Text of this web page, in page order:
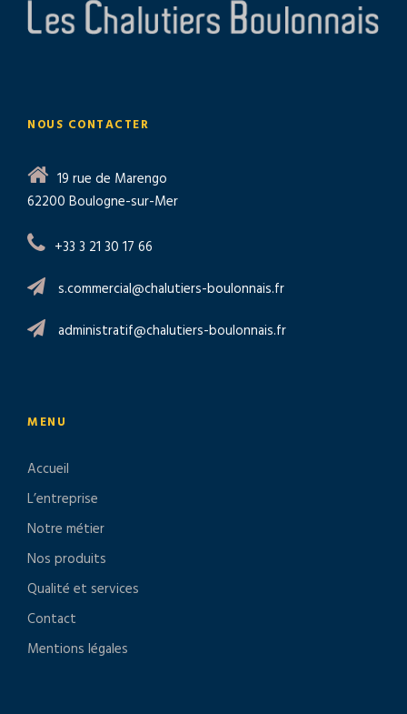
NOUS CONTACTER
19 rue de Marengo
62200 Boulogne-sur-Mer
+33 3 21 30 17 66
s.commercial@chalutiers-boulonnais.fr
administratif@chalutiers-boulonnais.fr
MENU
Accueil
L’entreprise
Notre métier
Nos produits
Qualité et services
Contact
Mentions légales